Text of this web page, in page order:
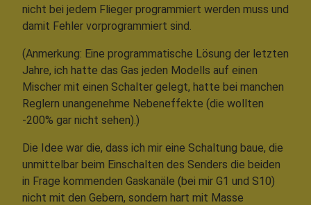
nicht bei jedem Flieger programmiert werden muss und
damit Fehler vorprogrammiert sind.
(Anmerkung: Eine programmatische Lösung der letzten
Jahre, ich hatte das Gas jeden Modells auf einen
Mischer mit einen Schalter gelegt, hatte bei manchen
Reglern unangenehme Nebeneffekte (die wollten
-200% gar nicht sehen).)
Die Idee war die, dass ich mir eine Schaltung baue, die
unmittelbar beim Einschalten des Senders die beiden
in Frage kommenden Gaskanäle (bei mir G1 und S10)
nicht mit den Gebern, sondern hart mit Masse